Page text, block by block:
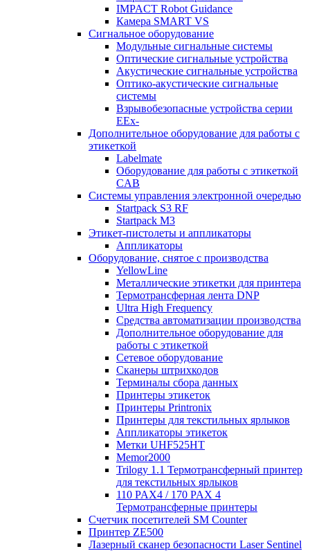
IMPACT Robot Guidance
Камера SMART VS
Cигнальное оборудование
Модульные сигнальные системы
Оптические сигнальные устройства
Акустические сигнальные устройства
Оптико-акустические сигнальные
системы
Взрывобезопасные устройства серии
EEx-
Дополнительное оборудование для работы с
этикеткой
Labelmate
Оборудование для работы с этикеткой
CAB
Системы управления электронной очередью
Startpack S3 RF
Startpack M3
Этикет-пистолеты и аппликаторы
Аппликаторы
Оборудование, снятое с производства
YellowLine
Металлические этикетки для принтера
Термотрансферная лента DNP
Ultra High Frequency
Средства автоматизации производства
Дополнительное оборудование для
работы с этикеткой
Сетевое оборудование
Сканеры штрихкодов
Терминалы сбора данных
Принтеры этикеток
Принтеры Printronix
Принтеры для текстильных ярлыков
Аппликаторы этикеток
Метки UHF525HT
Memor2000
Trilogy 1.1 Термотрансферный принтер
для текстильных ярлыков
110 PAX4 / 170 PAX 4
Термотрансферные принтеры
Счетчик посетителей SM Counter
Принтер ZE500
Лазерный сканер безопасности Laser Sentinel